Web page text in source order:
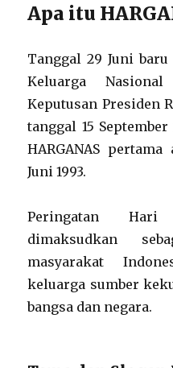
Apa itu
Tanggal 29 Juni
Keluarga Nasional
Keputusan Presiden
tanggal 15
HARGANAS
Juni 1993.
Peringatan Hari
dimaksudkan
masyarakat
keluarga sumber
bangsa dan negara.